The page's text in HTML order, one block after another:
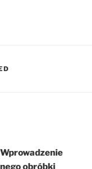
obróbki